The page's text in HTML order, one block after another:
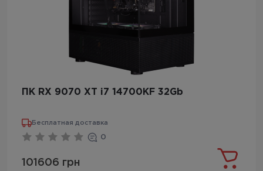
ПК RX 9070 XT i7 14700KF 32Gb
Бесплатная доставка
0
101606 грн